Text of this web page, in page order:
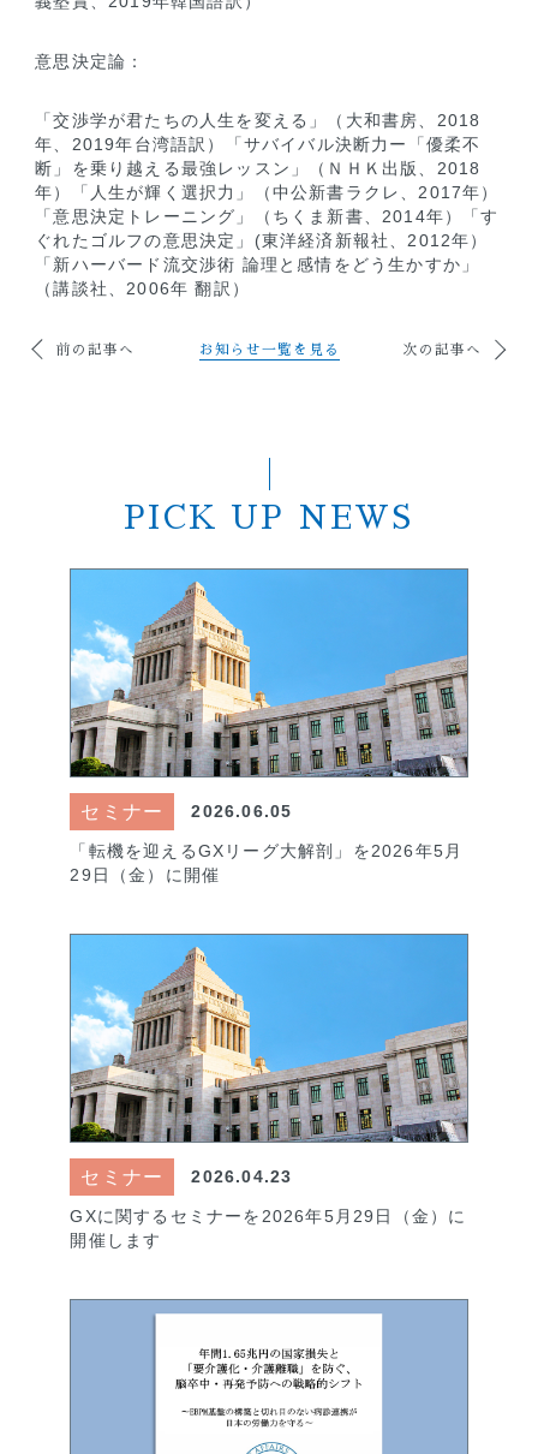
意思決定論：
「交渉学が君たちの人生を変える」（大和書房、2018
年、2019年台湾語訳）「サバイバル決断力ー「優柔不
断」を乗り越える最強レッスン」（ＮＨＫ出版、2018
年）「人生が輝く選択力」（中公新書ラクレ、2017年）
「意思決定トレーニング」（ちくま新書、2014年）「す
ぐれたゴルフの意思決定」(東洋経済新報社、2012年）
「新ハーバード流交渉術 論理と感情をどう生かすか」
（講談社、2006年 翻訳）
前の記事へ お知らせ一覧を見る 次の記事へ
PICK UP NEWS
セミナー 2026.06.05
「転機を迎えるGXリーグ大解剖」を2026年5月
29日（金）に開催
セミナー 2026.04.23
GXに関するセミナーを2026年5月29日（金）に
開催します